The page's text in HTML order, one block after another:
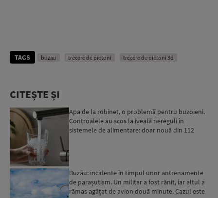
TAGS buzau trecere de pietoni trecere de pietoni 3d
CITEȘTE ȘI
Apa de la robinet, o problemă pentru buzoieni.
Controalele au scos la iveală nereguli în
sistemele de alimentare: doar nouă din 112
Buzău: incidente în timpul unor antrenamente
de parașutism. Un militar a fost rănit, iar altul a
rămas agățat de avion două minute. Cazul este